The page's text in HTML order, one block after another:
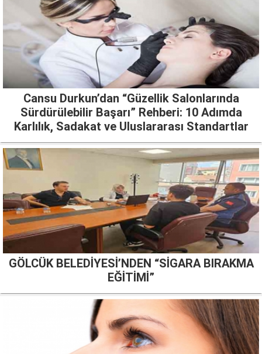
Cansu Durkun’dan “Güzellik Salonlarında
Sürdürülebilir Başarı” Rehberi: 10 Adımda
Karlılık, Sadakat ve Uluslararası Standartlar
GÖLCÜK BELEDİYESİ’NDEN “SİGARA BIRAKMA
EĞİTİMİ”